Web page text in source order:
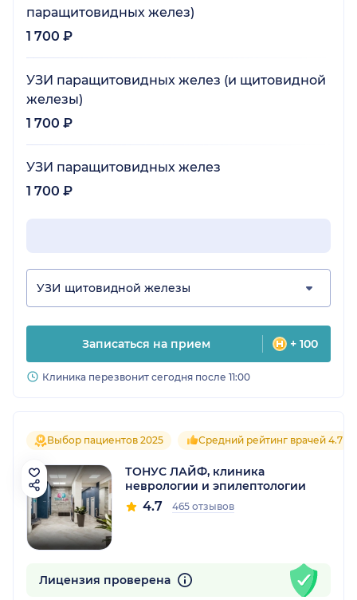
паращитовидных желез)
1 700 ₽
УЗИ паращитовидных желез (и щитовидной
железы)
1 700 ₽
УЗИ паращитовидных желез
1 700 ₽
УЗИ щитовидной железы
Записаться на прием + 100
Клиника перезвонит сегодня после 11:00
Выбор пациентов 2025 Средний рейтинг врачей 4.7
ТОНУС ЛАЙФ, клиника
неврологии и эпилептологии
4.7 465 отзывов
Лицензия проверена